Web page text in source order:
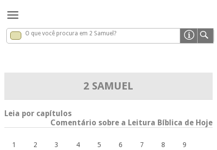
2 Samuel x
O que você procura em 2 Samuel?
2 SAMUEL
Leia por capítulos
Comentário sobre a Leitura Bíblica de Hoje
1 2 3 4 5 6 7 8
9